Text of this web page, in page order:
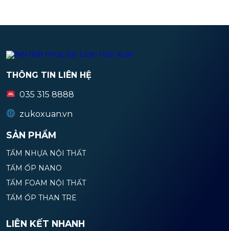
THÔNG TIN LIÊN HỆ
035 315 8888
zukoxuan.vn
SẢN PHẨM
TẤM NHỰA NỘI THẤT
TẤM ỐP NANO
TẤM FOAM NỘI THẤT
TẤM ỐP THAN TRE
LIÊN KẾT NHANH